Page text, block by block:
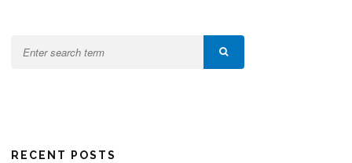
RECENT POSTS